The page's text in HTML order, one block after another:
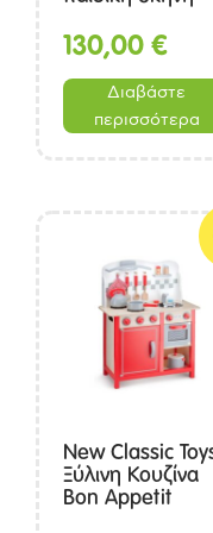
(125x125x175cm)
130,00€
Διαβάστε
περισσότερα
New Classic
Ξύλινη Κουζίνα
Bon Appetit
Deluxe Κόκκινη